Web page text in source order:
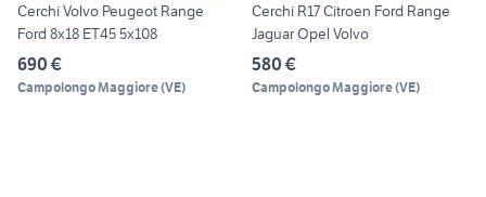
Cerchi Volvo Peugeot Range
Ford 8x18 ET45 5x108
690 €
Campolongo Maggiore(VE)
Cerchi R17 Citroen Ford Range
Jaguar Opel Volvo
580 €
Campolongo Maggiore(VE)